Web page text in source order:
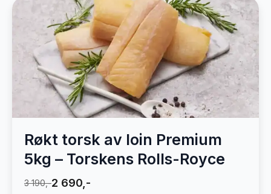
Røkt torsk av loin Premium
5kg – Torskens Rolls-Royce
3 190,-2 690,-